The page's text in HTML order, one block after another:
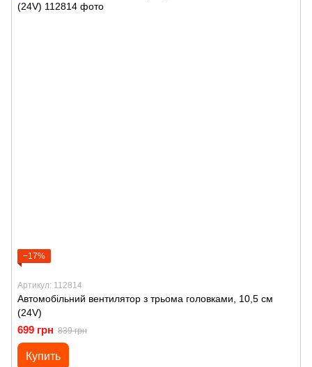
−17%
Артикул: 112814
Автомобільний вентилятор з трьома головками, 10,5 см
(24V)
699 грн 839 грн
Купить